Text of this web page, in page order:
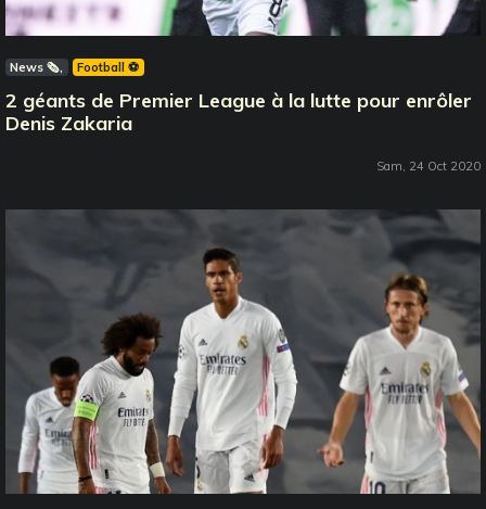
News 🗞️ Football ⚽️
2 géants de Premier League à la lutte pour enrôler
Denis Zakaria
Sam, 24 Oct 2020